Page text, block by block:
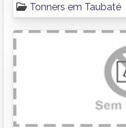
Tonners em Taubaté